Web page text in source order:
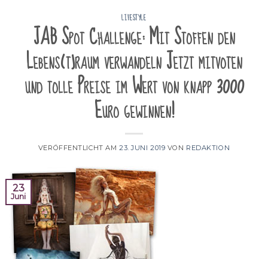
LIFESTYLE
JAB Spot Challenge: Mit Stoffen den
Lebens(t)raum verwandeln Jetzt mitvoten
und tolle Preise im Wert von knapp 3000
Euro gewinnen!
VERÖFFENTLICHT AM 23. JUNI 2019 VON REDAKTION
23
Juni